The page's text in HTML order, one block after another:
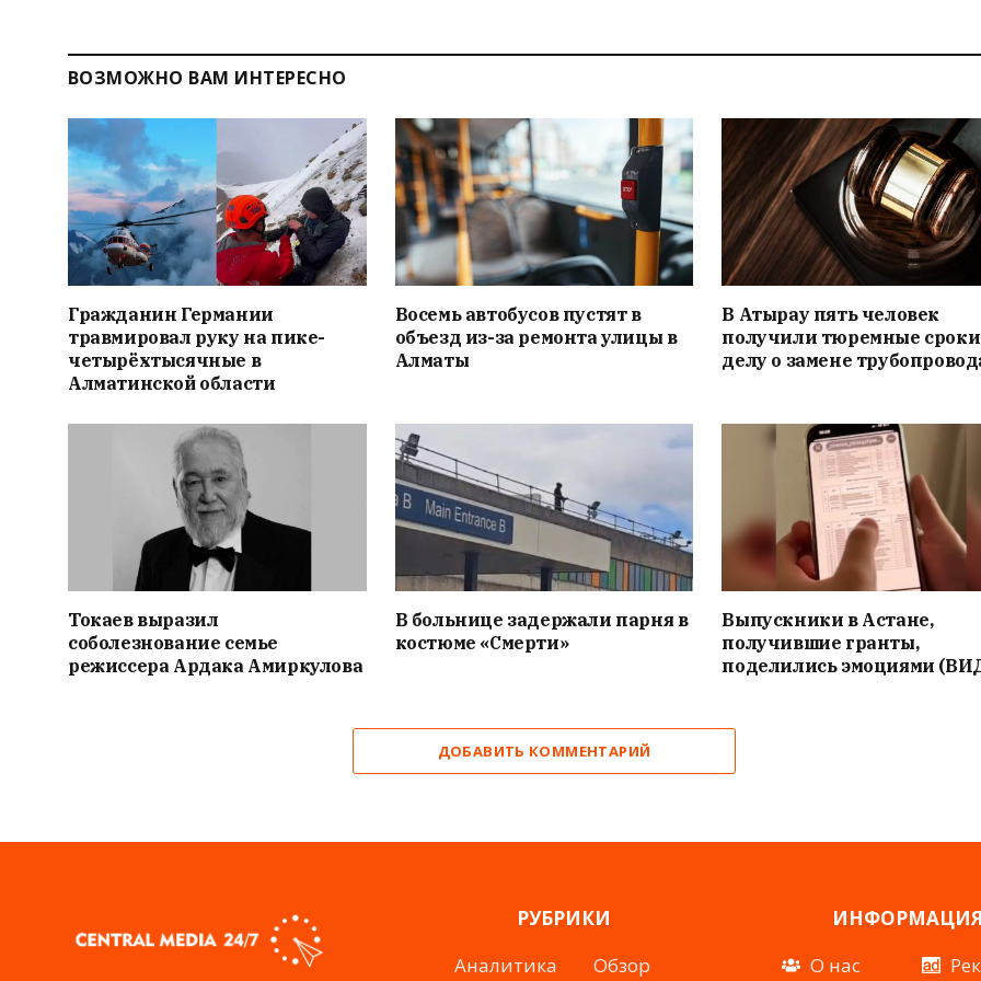
ВОЗМОЖНО ВАМ ИНТЕРЕСНО
Гражданин Германии
травмировал руку на пике-
четырёхтысячные в
Алматинской области
Восемь автобусов пустят в
объезд из-за ремонта улицы в
Алматы
В Атырау пять человек
получили тюремные
делу о замене
Токаев выразил
соболезнование семье
режиссера Ардака Амиркулова
В больнице задержали парня в
костюме «Смерти»
Выпускники в Астане,
получившие гранты,
поделились эмоциями
ДОБАВИТЬ КОММЕНТАРИЙ
РУБРИКИ
Аналитика
Обзор
О нас